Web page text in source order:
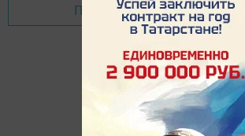
Перейти на страницу новости